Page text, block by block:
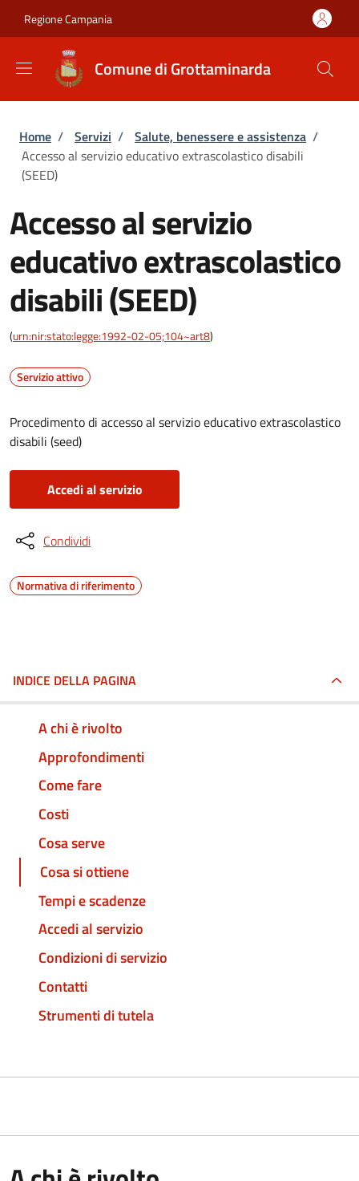
Regione Campania
Comune di Grottaminarda
Briciole di pane
Home / Servizi / Salute, benessere e assistenza /
Accesso al servizio educativo extrascolastico disabili
(SEED)
Accesso al servizio
educativo extrascolastico
disabili (SEED)
(urn:nir:stato:legge:1992-02-05;104~art8)
Servizio attivo
Procedimento di accesso al servizio educativo extrascolastico
disabili (seed)
Accedi al servizio
Condividi
Normativa di riferimento
INDICE DELLA PAGINA
A chi è rivolto
Approfondimenti
Come fare
Costi
Cosa serve
Cosa si ottiene
Tempi e scadenze
Accedi al servizio
Condizioni di servizio
Contatti
Strumenti di tutela